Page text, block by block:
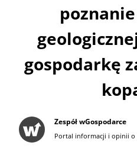
gospodarkę
Zespół wGospodarce
Portal informacji i opinii o